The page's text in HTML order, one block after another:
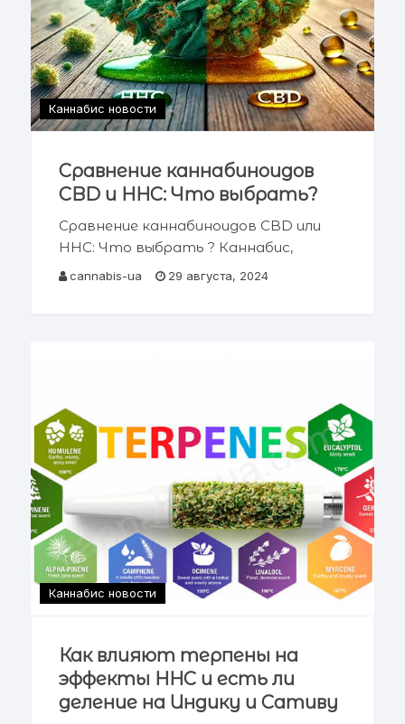
Каннабис новости
Сравнение каннабиноидов
CBD и HHC: Что выбрать?
Сравнение каннабиноидов CBD или
HHC: Что выбрать ? Каннабис,
также известный как марихуана —
cannabis-ua 29 августа, 2024
Каннабис новости
Как влияют терпены на
эффекты HHC и есть ли
деление на Индику и Сативу